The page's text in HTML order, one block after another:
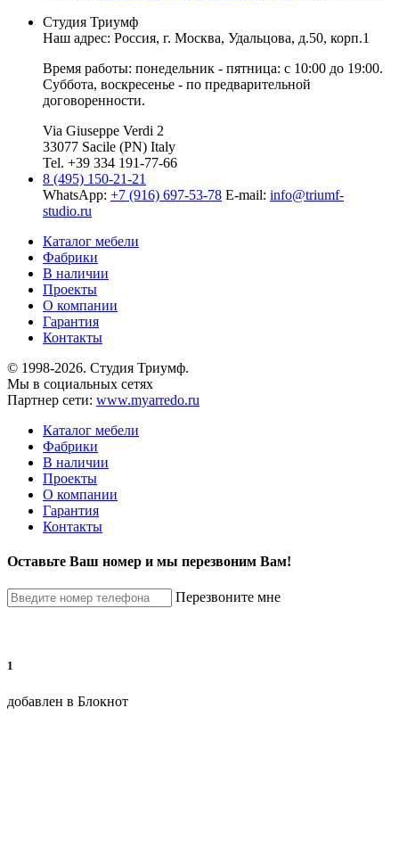
Студия Триумф
Наш адрес: Россия, г. Москва, Удальцова, д.50, корп.1
Время работы: понедельник - пятница: с 10:00 до 19:00.
Суббота, воскресенье - по предварительной
договоренности.
Via Giuseppe Verdi 2
33077 Sacile (PN) Italy
Tel. +39 334 191-77-66
8 (495) 150-21-21
WhatsApp: +7 (916) 697-53-78 E-mail: info@triumf-
studio.ru
Каталог мебели
Фабрики
В наличии
Проекты
О компании
Гарантия
Контакты
© 1998-2026. Студия Триумф.
Мы в социальных сетях
Партнер сети: www.myarredo.ru
Каталог мебели
Фабрики
В наличии
Проекты
О компании
Гарантия
Контакты
Оставьте Ваш номер и мы перезвоним Вам!
Перезвоните мне
1
добавлен в Блокнот